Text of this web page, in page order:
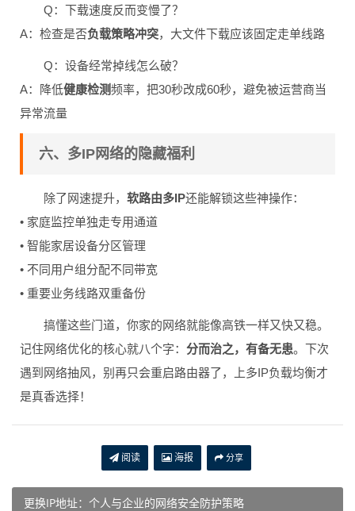
Q：下载速度反而变慢了？
A：检查是否负载策略冲突，大文件下载应该固定走单线路
Q：设备经常掉线怎么破？
A：降低健康检测频率，把30秒改成60秒，避免被运营商当
异常流量
六、多IP网络的隐藏福利
除了网速提升， 软路由多IP还能解锁这些神操作：
• 家庭监控单独走专用通道
• 智能家居设备分区管理
• 不同用户组分配不同带宽
• 重要业务线路双重备份
搞懂这些门道，你家的网络就能像高铁一样又快又稳。
记住网络优化的核心就八个字： 分而治之，有备无患。下次
遇到网络抽风，别再只会重启路由器了，上多IP负载均衡才
是真香选择！
阅读 海报 分享
更换IP地址：个人与企业的网络安全防护策略